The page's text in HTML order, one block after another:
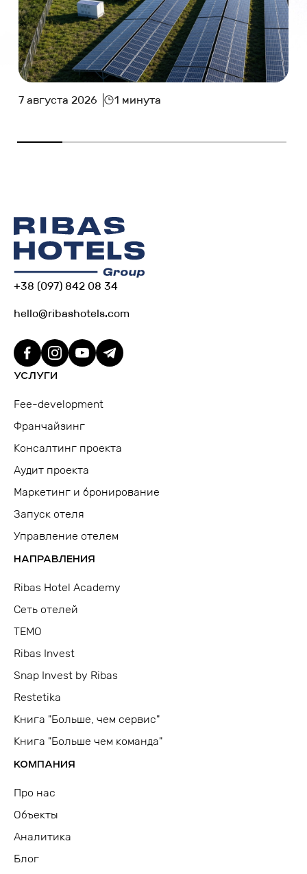
7 августа 2026 1 минута
УСЛУГИ
Fee-development
Франчайзинг
Консалтинг проекта
Аудит проекта
Маркетинг и бронирование
Запуск отеля
Управление отелем
НАПРАВЛЕНИЯ
Ribas Hotel Academy
Сеть отелей
TEMO
Ribas Invest
Snap Invest by Ribas
Restetika
Книга "Больше, чем сервис"
Книга "Больше чем команда"
КОМПАНИЯ
Про нас
Объекты
Аналитика
Блог
+38 (097) 842 08 34
hello@ribashotels.com